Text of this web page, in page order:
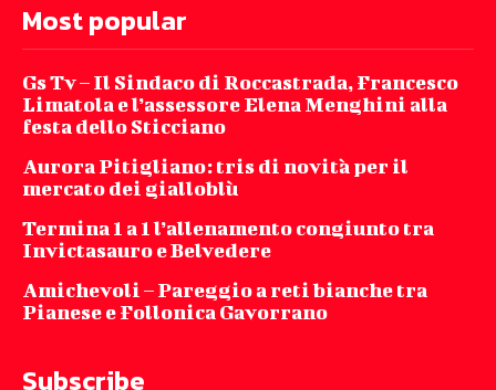
Most popular
Gs Tv – Il Sindaco di Roccastrada, Francesco
Limatola e l’assessore Elena Menghini alla
festa dello Sticciano
Aurora Pitigliano: tris di novità per il
mercato dei gialloblù
Termina 1 a 1 l’allenamento congiunto tra
Invictasauro e Belvedere
Amichevoli – Pareggio a reti bianche tra
Pianese e Follonica Gavorrano
Subscribe